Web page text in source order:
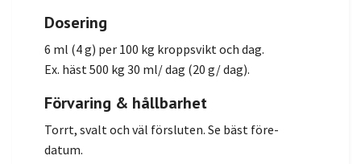
Dosering
6 ml (4 g) per 100 kg kroppsvikt och dag.
Ex. häst 500 kg 30 ml/ dag (20 g/ dag).
Förvaring & hållbarhet
Torrt, svalt och väl försluten. Se bäst före-
datum.